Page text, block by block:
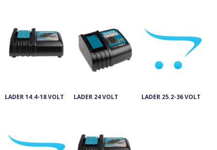
LADER 14.4-18 VOLT LADER 24 VOLT LADER 25.2-36 VOLT